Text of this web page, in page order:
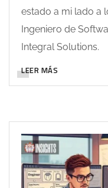
estado a mi lado a
Ingeniero de
Integral Solutions.
LEER MÁS